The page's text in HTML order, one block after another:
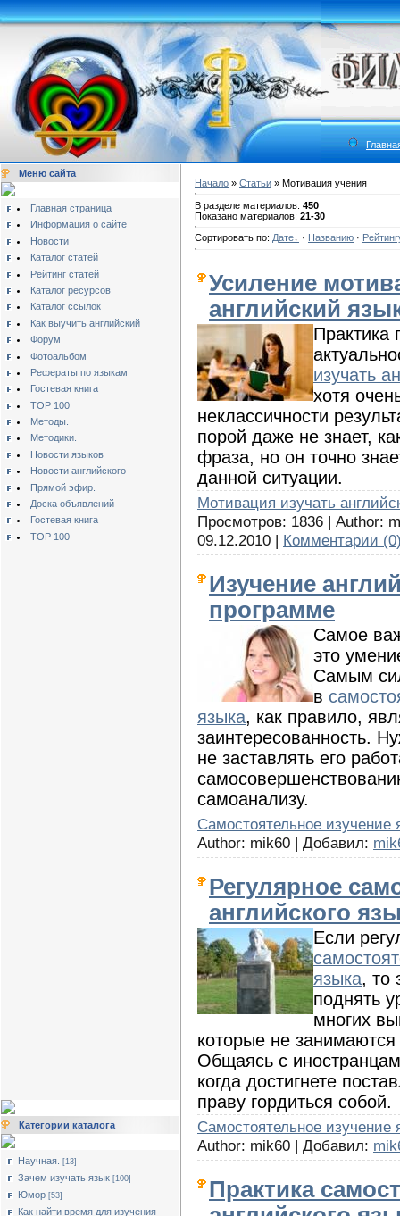
Меню сайта
Главная страница
Информация о сайте
Новости
Каталог статей
Рейтинг статей
Каталог ресурсов
Каталог ссылок
Как выучить английский
Форум
Фотоальбом
Рефераты по языкам
Гостевая книга
TOP 100
Методы.
Методики.
Новости языков
Новости английского
Прямой эфир.
Доска объявлений
Гостевая книга
TOP 100
Категории каталога
Научная. [13]
Зачем изучать язык [100]
Юмор [53]
Как найти время для изучения
Начало » Статьи » Мотивация учения
В разделе материалов: 450
Показано материалов: 21-30
Сортировать по: Дате · Названию ·
Усиление
английский
Практика
изучать
хотя
неклассичности
порой даже не знает,
фраза, но он точно
данной ситуации.
Мотивация изучать
Просмотров: 1836 | Author:
09.12.2010 | Комментарии
Изучение
программе
Самое
это
Самым
в
языка, как правило,
заинтересованность.
не заставлять его
самоанализу.
Cамостоятельное изучение
Author: mik60 | Добавил:
Регулярное
английского
Если
языка, то
поднять
многих
которые не
Общаясь с
когда достигнете
праву гордиться собой.
Cамостоятельное изучение
Author: mik60 | Добавил:
Практика